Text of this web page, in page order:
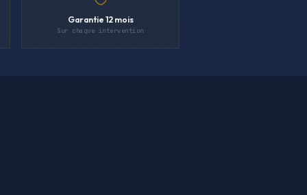
Garantie 12 mois
Sur chaque intervention